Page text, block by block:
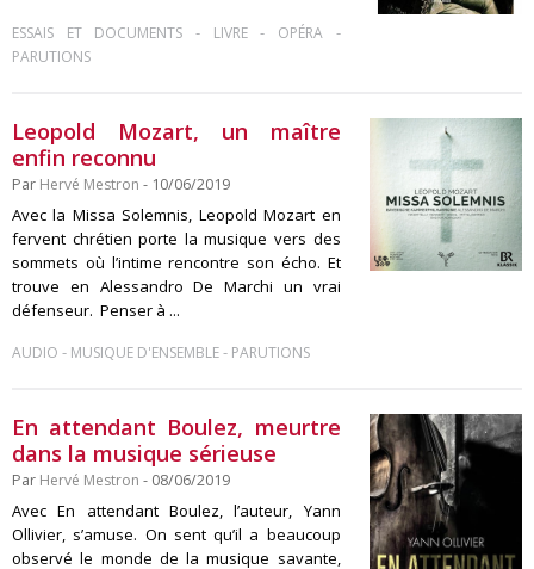
ESSAIS ET DOCUMENTS - LIVRE- OPÉRA-
PARUTIONS
Leopold Mozart, un maître
enfin reconnu
Par Hervé Mestron - 10/06/2019
Avec la Missa Solemnis, Leopold Mozart en
fervent chrétien porte la musique vers des
sommets où l’intime rencontre son écho. Et
trouve en Alessandro De Marchi un vrai
défenseur. Penser à ...
AUDIO - MUSIQUE D'ENSEMBLE- PARUTIONS
En attendant Boulez, meurtre
dans la musique sérieuse
Par Hervé Mestron - 08/06/2019
Avec En attendant Boulez, l’auteur, Yann
Ollivier, s’amuse. On sent qu’il a beaucoup
observé le monde de la musique savante,